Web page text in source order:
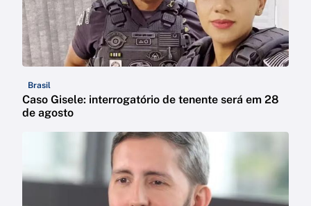
Brasil
Caso Gisele: interrogatório de tenente será em 28
de agosto